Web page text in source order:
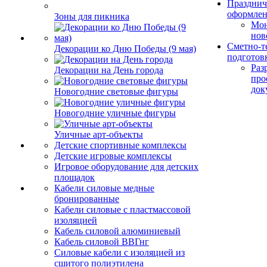
Зоны для пикника
Декорации ко Дню Победы (9 мая)
Декорации на День города
Новогодние световые фигуры
Новогодние уличные фигуры
Уличные арт-объекты
Детские спортивные комплексы
Детские игровые комплексы
Игровое оборудование для детских
площадок
Кабели силовые медные
бронированные
Кабели силовые с пластмассовой
изоляцией
Кабель силовой алюминиевый
Кабель силовой ВВГнг
Силовые кабели с изоляцией из
сшитого полиэтилена
Сметно-